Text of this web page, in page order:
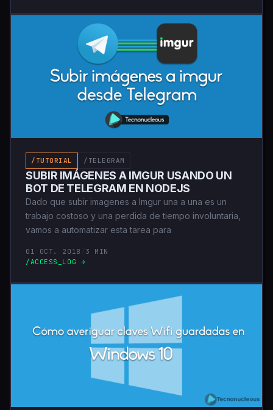
/TUTORIAL /TELEGRAM
SUBIR IMÁGENES A IMGUR USANDO UN
BOT DE TELEGRAM EN NODEJS
Dado que subir imagenes a Imgur una a una es un
trabajo costoso y una perdida de tiempo involuntaria,
vamos a automatizar esta tarea para
01 OCT. 2018
3 MIN
/ACCESS_LOG →